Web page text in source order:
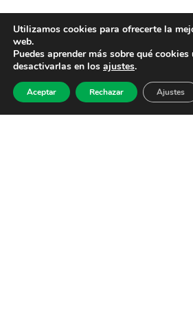
Utilizamos cookies para ofrecerte la
web.
Puedes aprender más sobre qué
desactivarlas en los ajustes.
Aceptar Rechazar Ajustes